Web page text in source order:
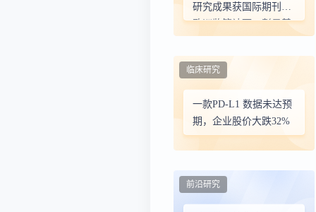
研究成果获国际期刊与
欧洲监管认可，彰显基
力
一款PD-L1 数据未达预
期，企业股价大跌32%
临床研究
前沿研究